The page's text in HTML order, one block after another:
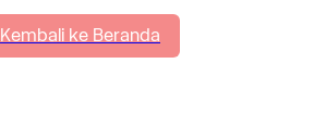
Kembali ke Beranda